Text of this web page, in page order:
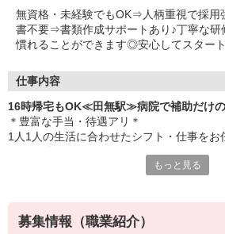
下記資格をお持ちの方歓迎
・認知症介護基礎研修
・初任者研修
・実務者研修
無資格・未経験でもOK⇒人柄重視で採用
書不要⇒書類作成サポートあり♪丁寧な研
慣れることができます◎安心してスター
仕事内容
16時帰宅もOK≪田無駅≫病院で補助だけ
＊豊富な手当・待遇アリ＊
1人1人の生活に合わせたシフト・仕事をお
◆病室清掃業務
◆移動のサポート
もっと見る
募集情報（職業紹介）